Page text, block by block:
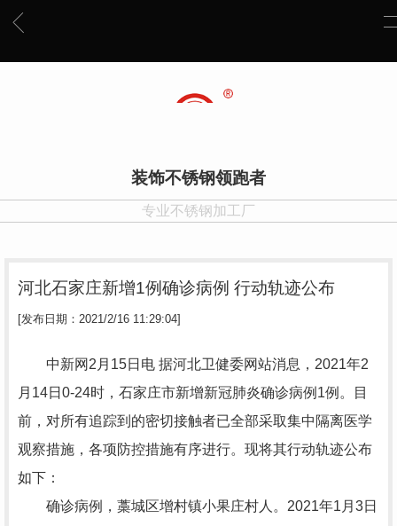
装饰不锈钢领跑者
专业不锈钢加工厂
河北石家庄新增1例确诊病例 行动轨迹公布
[发布日期：2021/2/16 11:29:04]
中新网2月15日电 据河北卫健委网站消息，2021年2
月14日0-24时，石家庄市新增新冠肺炎确诊病例1例。目
前，对所有追踪到的密切接触者已全部采取集中隔离医学
观察措施，各项防控措施有序进行。现将其行动轨迹公布
如下：
确诊病例，藁城区增村镇小果庄村人。2021年1月3日